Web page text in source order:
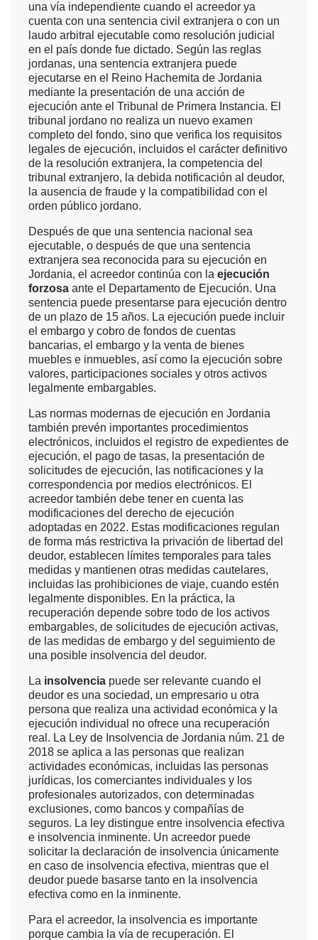
una vía independiente cuando el acreedor ya
cuenta con una sentencia civil extranjera o con un
laudo arbitral ejecutable como resolución judicial
en el país donde fue dictado. Según las reglas
jordanas, una sentencia extranjera puede
ejecutarse en el Reino Hachemita de Jordania
mediante la presentación de una acción de
ejecución ante el Tribunal de Primera Instancia. El
tribunal jordano no realiza un nuevo examen
completo del fondo, sino que verifica los requisitos
legales de ejecución, incluidos el carácter definitivo
de la resolución extranjera, la competencia del
tribunal extranjero, la debida notificación al deudor,
la ausencia de fraude y la compatibilidad con el
orden público jordano.
Después de que una sentencia nacional sea
ejecutable, o después de que una sentencia
extranjera sea reconocida para su ejecución en
Jordania, el acreedor continúa con la ejecución
forzosa ante el Departamento de Ejecución. Una
sentencia puede presentarse para ejecución dentro
de un plazo de 15 años. La ejecución puede incluir
el embargo y cobro de fondos de cuentas
bancarias, el embargo y la venta de bienes
muebles e inmuebles, así como la ejecución sobre
valores, participaciones sociales y otros activos
legalmente embargables.
Las normas modernas de ejecución en Jordania
también prevén importantes procedimientos
electrónicos, incluidos el registro de expedientes de
ejecución, el pago de tasas, la presentación de
solicitudes de ejecución, las notificaciones y la
correspondencia por medios electrónicos. El
acreedor también debe tener en cuenta las
modificaciones del derecho de ejecución
adoptadas en 2022. Estas modificaciones regulan
de forma más restrictiva la privación de libertad del
deudor, establecen límites temporales para tales
medidas y mantienen otras medidas cautelares,
incluidas las prohibiciones de viaje, cuando estén
legalmente disponibles. En la práctica, la
recuperación depende sobre todo de los activos
embargables, de solicitudes de ejecución activas,
de las medidas de embargo y del seguimiento de
una posible insolvencia del deudor.
La insolvencia puede ser relevante cuando el
deudor es una sociedad, un empresario u otra
persona que realiza una actividad económica y la
ejecución individual no ofrece una recuperación
real. La Ley de Insolvencia de Jordania núm. 21 de
2018 se aplica a las personas que realizan
actividades económicas, incluidas las personas
jurídicas, los comerciantes individuales y los
profesionales autorizados, con determinadas
exclusiones, como bancos y compañías de
seguros. La ley distingue entre insolvencia efectiva
e insolvencia inminente. Un acreedor puede
solicitar la declaración de insolvencia únicamente
en caso de insolvencia efectiva, mientras que el
deudor puede basarse tanto en la insolvencia
efectiva como en la inminente.
Para el acreedor, la insolvencia es importante
porque cambia la vía de recuperación. El